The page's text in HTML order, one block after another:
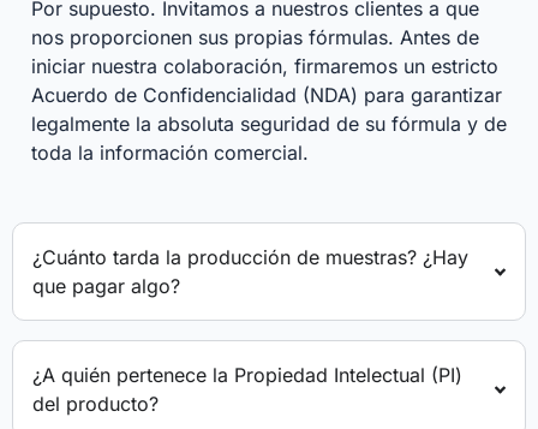
Por supuesto. Invitamos a nuestros clientes a que
nos proporcionen sus propias fórmulas. Antes de
iniciar nuestra colaboración, firmaremos un estricto
Acuerdo de Confidencialidad (NDA) para garantizar
legalmente la absoluta seguridad de su fórmula y de
toda la información comercial.
¿Cuánto tarda la producción de muestras? ¿Hay
que pagar algo?
¿A quién pertenece la Propiedad Intelectual (PI)
del producto?